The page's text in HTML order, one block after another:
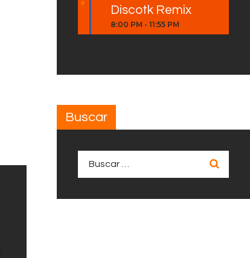
Discotk Remix
8:00 PM -11:55 PM
Buscar